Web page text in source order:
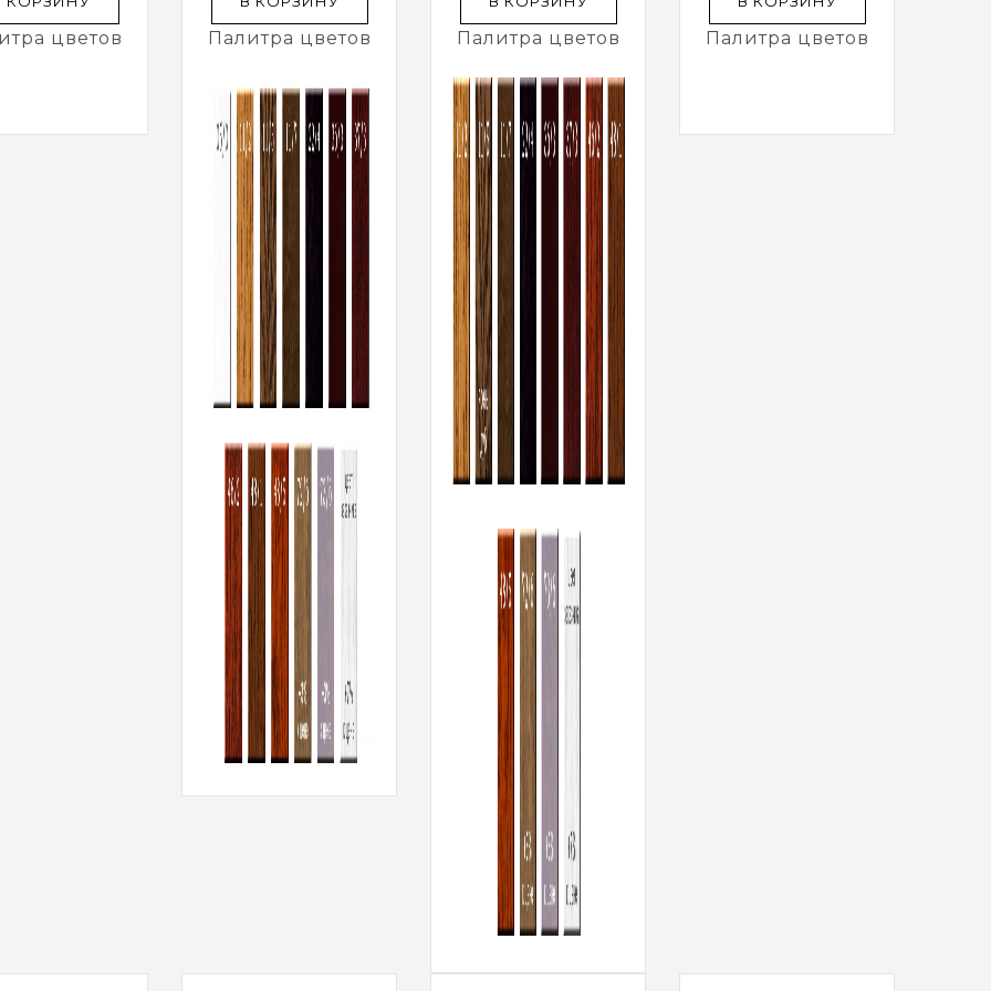
цветов Палитра цветов Палитра цветов Палитра цветов